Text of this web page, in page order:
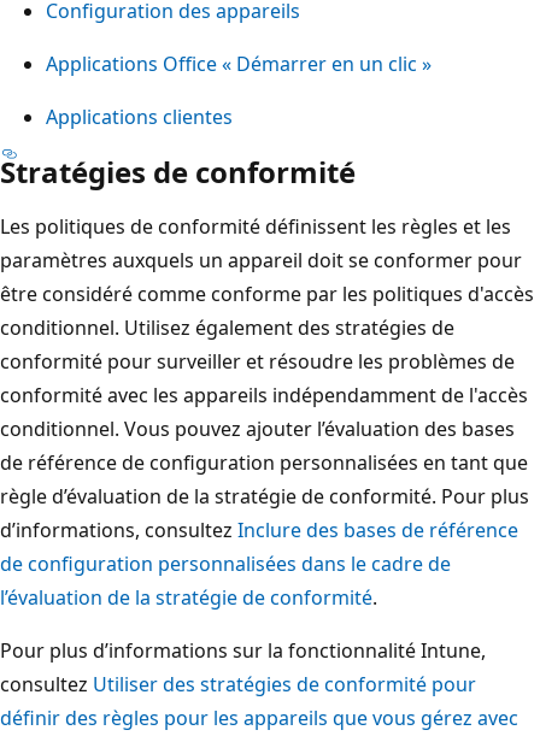
Configuration des appareils
Applications Office « Démarrer en un clic »
Applications clientes
Stratégies de conformité
Les politiques de conformité définissent les règles et les
paramètres auxquels un appareil doit se conformer pour
être considéré comme conforme par les politiques d'accès
conditionnel. Utilisez également des stratégies de
conformité pour surveiller et résoudre les problèmes de
conformité avec les appareils indépendamment de l'accès
conditionnel. Vous pouvez ajouter l’évaluation des bases
de référence de configuration personnalisées en tant que
règle d’évaluation de la stratégie de conformité. Pour plus
d’informations, consultez Inclure des bases de référence
de configuration personnalisées dans le cadre de
l’évaluation de la stratégie de conformité.
Pour plus d’informations sur la fonctionnalité Intune,
consultez Utiliser des stratégies de conformité pour
définir des règles pour les appareils que vous gérez avec